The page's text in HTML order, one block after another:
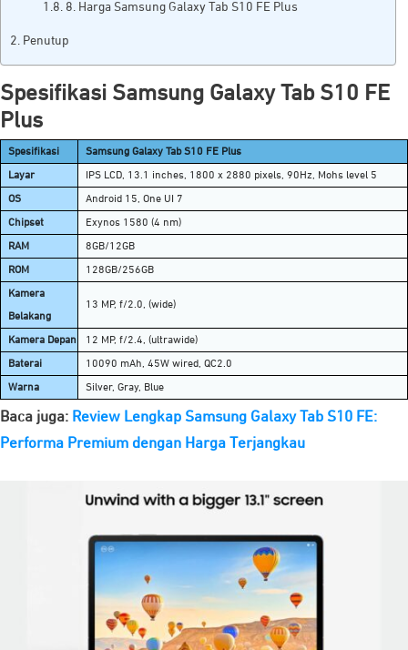
8. Harga Samsung Galaxy Tab S10 FE Plus
Penutup
Spesifikasi Samsung Galaxy Tab S10 FE
Plus
Spesifikasi Samsung Galaxy Tab S10 FE Plus
Layar IPS LCD, 13.1 inches, 1800 x 2880 pixels, 90Hz, Mohs level 5
OS Android 15, One UI 7
Chipset Exynos 1580 (4 nm)
RAM 8GB/12GB
ROM 128GB/256GB
Kamera
Belakang
13 MP, f/2.0, (wide)
Kamera Depan 12 MP, f/2.4, (ultrawide)
Baterai 10090 mAh, 45W wired, QC2.0
Warna Silver, Gray, Blue
Baca juga: Review Lengkap Samsung Galaxy Tab S10 FE:
Performa Premium dengan Harga Terjangkau